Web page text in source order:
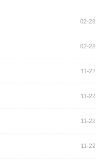
02-28
02-28
11-22
11-22
11-22
11-22